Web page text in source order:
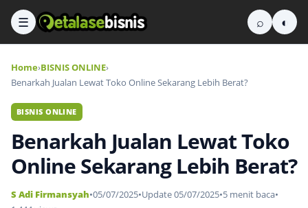
☰ ⌕ ◐
Home›BISNIS ONLINE›
Benarkah Jualan Lewat Toko Online Sekarang Lebih Berat?
BISNIS ONLINE
Benarkah Jualan Lewat Toko
Online Sekarang Lebih Berat?
S Adi Firmansyah•05/07/2025•Update 05/07/2025•5 menit baca•